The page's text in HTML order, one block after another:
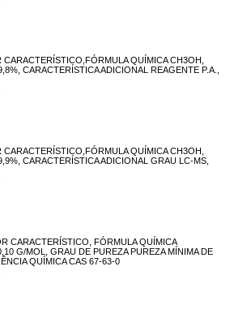
QUÍMICA CH3OH,
CARACTERÍSTICA ADICIONAL REAGENTE P.A.,
QUÍMICA CH3OH,
CARACTERÍSTICA ADICIONAL GRAU LC-MS,
CARACTERÍSTICO, FÓRMULA QUÍMICA
G/MOL, GRAU DE PUREZA PUREZA MÍNIMA DE
QUÍMICA CAS 67-63-0